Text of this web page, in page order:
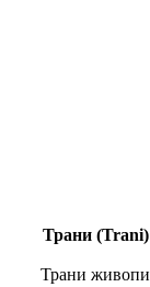
Трани (Trani)
Трани